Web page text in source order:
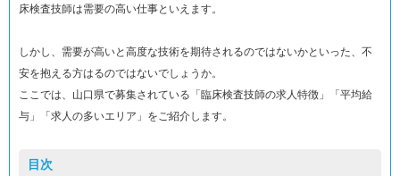
床検査技師は需要の高い仕事といえます。
しかし、需要が高いと高度な技術を期待されるのではないかといった、不
安を抱える方はるのではないでしょうか。
ここでは、山口県で募集されている「臨床検査技師の求人特徴」「平均給
与」「求人の多いエリア」をご紹介します。
目次